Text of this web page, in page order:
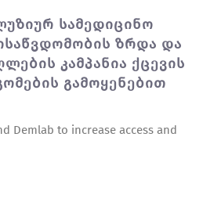
Სამედიცინო
Ზრდა Და
Კამპანია Ქცევის
Გამოყენებით
Demlab to increase access and